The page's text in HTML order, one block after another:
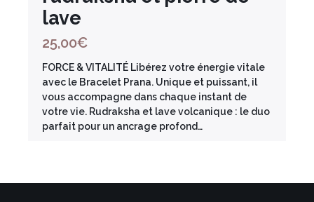
lave
25,00€
FORCE & VITALITÉ Libérez votre énergie vitale
avec le Bracelet Prana. Unique et puissant, il
vous accompagne dans chaque instant de
votre vie. Rudraksha et lave volcanique : le duo
parfait pour un ancrage profond…